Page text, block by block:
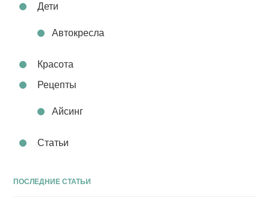
Дети
Автокресла
Красота
Рецепты
Айсинг
Статьи
ПОСЛЕДНИЕ СТАТЬИ